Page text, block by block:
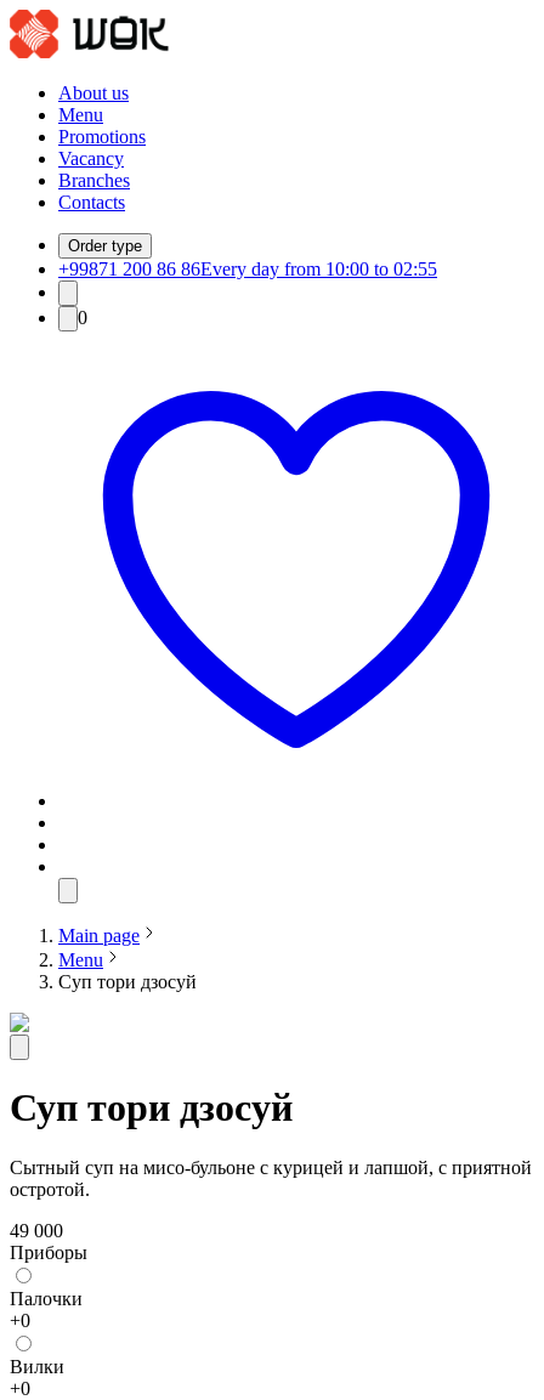
About us
Menu
Promotions
Vacancy
Branches
Contacts
Order type
+99871 200 86 86Every day from 10:00 to 02:55
0
Main page
Menu
Суп тори дзосуй
Суп тори дзосуй
Сытный суп на мисо-бульоне с курицей и лапшой, с приятной
остротой.
49 000
Приборы
Палочки
+0
Bилки
+0